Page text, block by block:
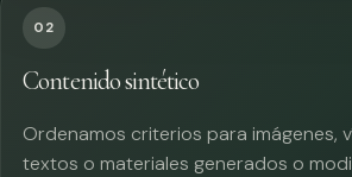
02
Contenido sintético
Ordenamos criterios para imágenes,
textos o materiales generados o